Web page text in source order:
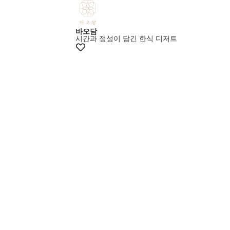
+10%쿠폰
바오담
시간과 정성이 담긴 한식 디저트